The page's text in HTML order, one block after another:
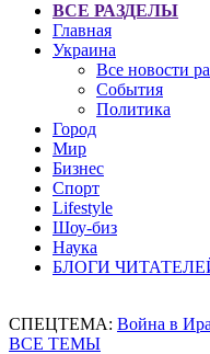
ВСЕ РАЗДЕЛЫ
Главная
Украина
Все новости
События
Политика
Город
Мир
Бизнес
Спорт
Lifestyle
Шоу-биз
Наука
БЛОГИ
СПЕЦТЕМА: Война в
ВСЕ ТЕМЫ